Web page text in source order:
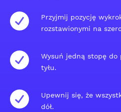
Przyjmij pozycję
rozstawionymi na
Wysuń jedną stopę
tyłu.
Upewnij się, że
dół.